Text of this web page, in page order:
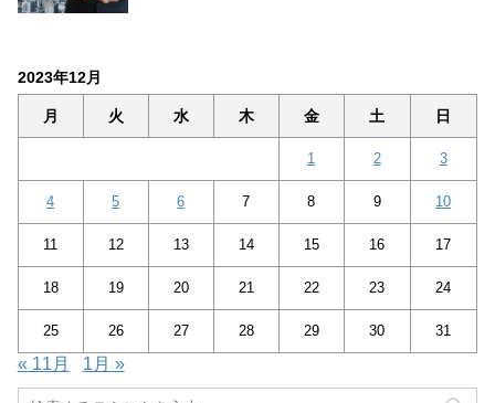
2023年12月
月 火 水 木 金 土 日
1 2 3
4 5 6 7 8 9 10
11 12 13 14 15 16 17
18 19 20 21 22 23 24
25 26 27 28 29 30 31
« 11月 1月 »